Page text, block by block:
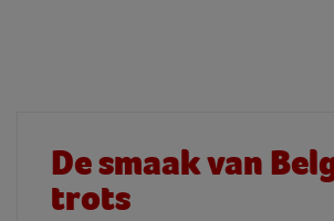
De smaak van
trots